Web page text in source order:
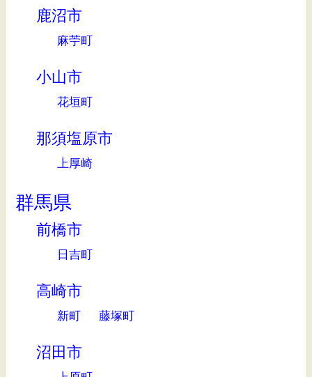
鹿沼市
麻苧町
小山市
花垣町
那須塩原市
上厚崎
群馬県
前橋市
日吉町
高崎市
新町 藤塚町
沼田市